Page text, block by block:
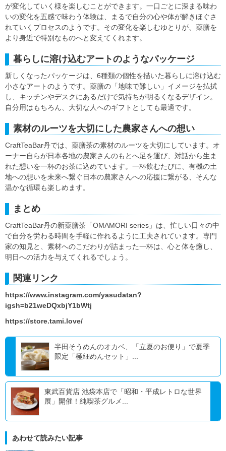
が変化していく様を楽しむことができます。一口ごとに深まる味わ
いの変化を五感で味わう体験は、まるで自分の心や体が解きほぐさ
れていくプロセスのようです。その変化を楽しむゆとりが、薬膳を
より身近で特別なものへと変えてくれます。
暮らしに溶け込むアートのようなパッケージ
新しくなったパッケージは、6種類の個性を描いた暮らしに溶け込む
小さなアートのようです。薬膳の「地味で難しい」イメージを払拭
し、キッチンやデスクにあるだけで気持ちが明るくなるデザイン。
自分用はもちろん、大切な人へのギフトとしても最適です。
素材のルーツを大切にした農家さんへの想い
CraftTeaBar丹では、薬膳茶の素材のルーツを大切にしています。オ
ーナー自らが日本各地の農家さんのもとへ足を運び、対話から生ま
れた想いを一杯のお茶に込めています。一杯飲むたびに、有機の土
地への想いを未来へ繋ぐ日本の農家さんへの応援に繋がる、そんな
温かな循環も楽しめます。
まとめ
CraftTeaBar丹の新薬膳茶「OMAMORI series」は、忙しい日々の中
で自分を労わる時間を手軽に作れるように工夫されています。専門
家の知見と、素材へのこだわりが詰まった一杯は、心と体を癒し、
明日への活力を与えてくれるでしょう。
関連リンク
https://www.instagram.com/yasudatan?
igsh=b21weDQxbjY1bWtj
https://store.tami.love/
半田そうめんのオカベ、「立夏のお便り」で夏季
限定「極細めんセット」...
東武百貨店 池袋本店で「昭和・平成レトロな世界
展」開催！純喫茶グルメ...
あわせて読みたい記事